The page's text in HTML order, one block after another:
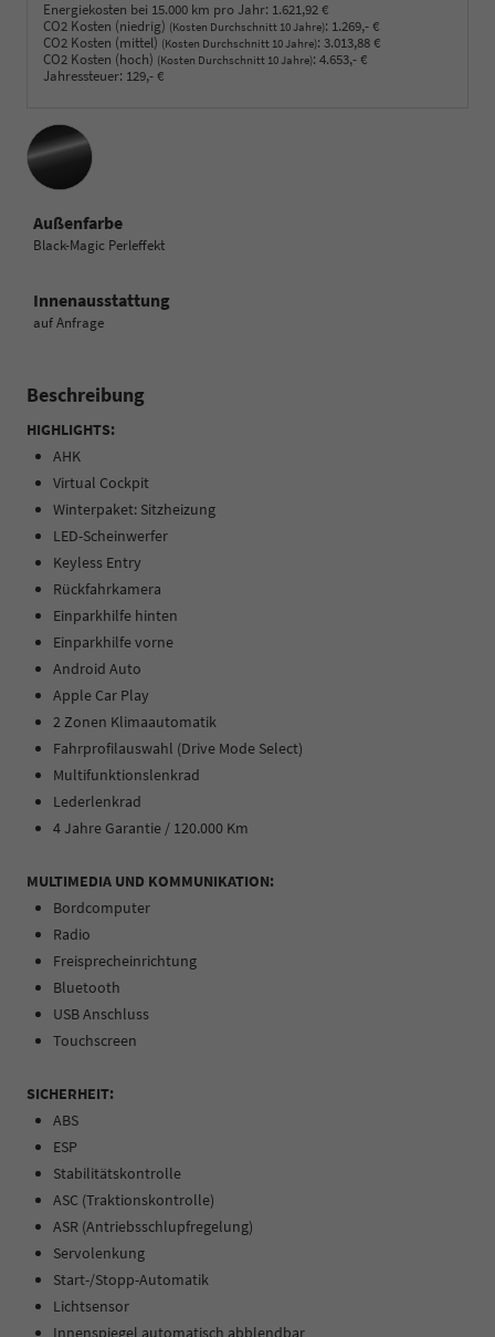
Energiekosten bei 15.000 km pro Jahr: 1.621,92 €
CO2 Kosten (niedrig) (Kosten Durchschnitt 10 Jahre): 1.269,- €
CO2 Kosten (mittel) (Kosten Durchschnitt 10 Jahre): 3.013,88 €
CO2 Kosten (hoch) (Kosten Durchschnitt 10 Jahre): 4.653,- €
Jahressteuer: 129,- €
Außenfarbe
Black-Magic Perleffekt
Innenausstattung
auf Anfrage
Beschreibung
HIGHLIGHTS:
AHK
Virtual Cockpit
Winterpaket: Sitzheizung
LED-Scheinwerfer
Keyless Entry
Rückfahrkamera
Einparkhilfe hinten
Einparkhilfe vorne
Android Auto
Apple Car Play
2 Zonen Klimaautomatik
Fahrprofilauswahl (Drive Mode Select)
Multifunktionslenkrad
Lederlenkrad
4 Jahre Garantie / 120.000 Km
MULTIMEDIA UND KOMMUNIKATION:
Bordcomputer
Radio
Freisprecheinrichtung
Bluetooth
USB Anschluss
Touchscreen
SICHERHEIT:
ABS
ESP
Stabilitätskontrolle
ASC (Traktionskontrolle)
ASR (Antriebsschlupfregelung)
Servolenkung
Start-/Stopp-Automatik
Lichtsensor
Innenspiegel automatisch abblendbar